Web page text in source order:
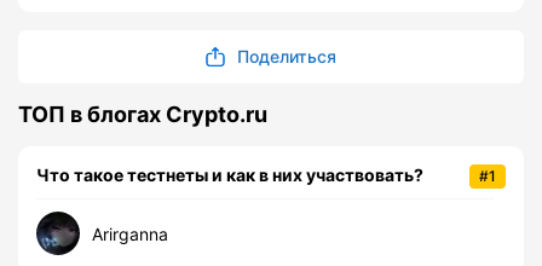
Поделиться
ТОП в блогах Crypto.ru
#1
Что такое тестнеты и как в них участвовать?
Arirganna